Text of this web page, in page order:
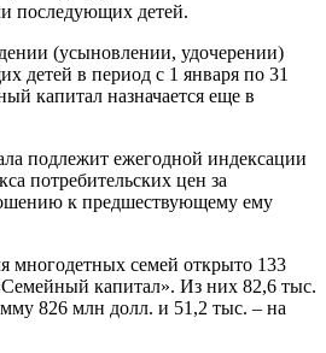
последующих детей.
(усыновлении, удочерении)
детей в период с 1 января по 31
капитал назначается еще в
подлежит ежегодной индексации
потребительских цен за
к предшествующему ему
многодетных семей открыто 133
капитал». Из них 82,6 тыс.
826 млн долл. и 51,2 тыс. – на